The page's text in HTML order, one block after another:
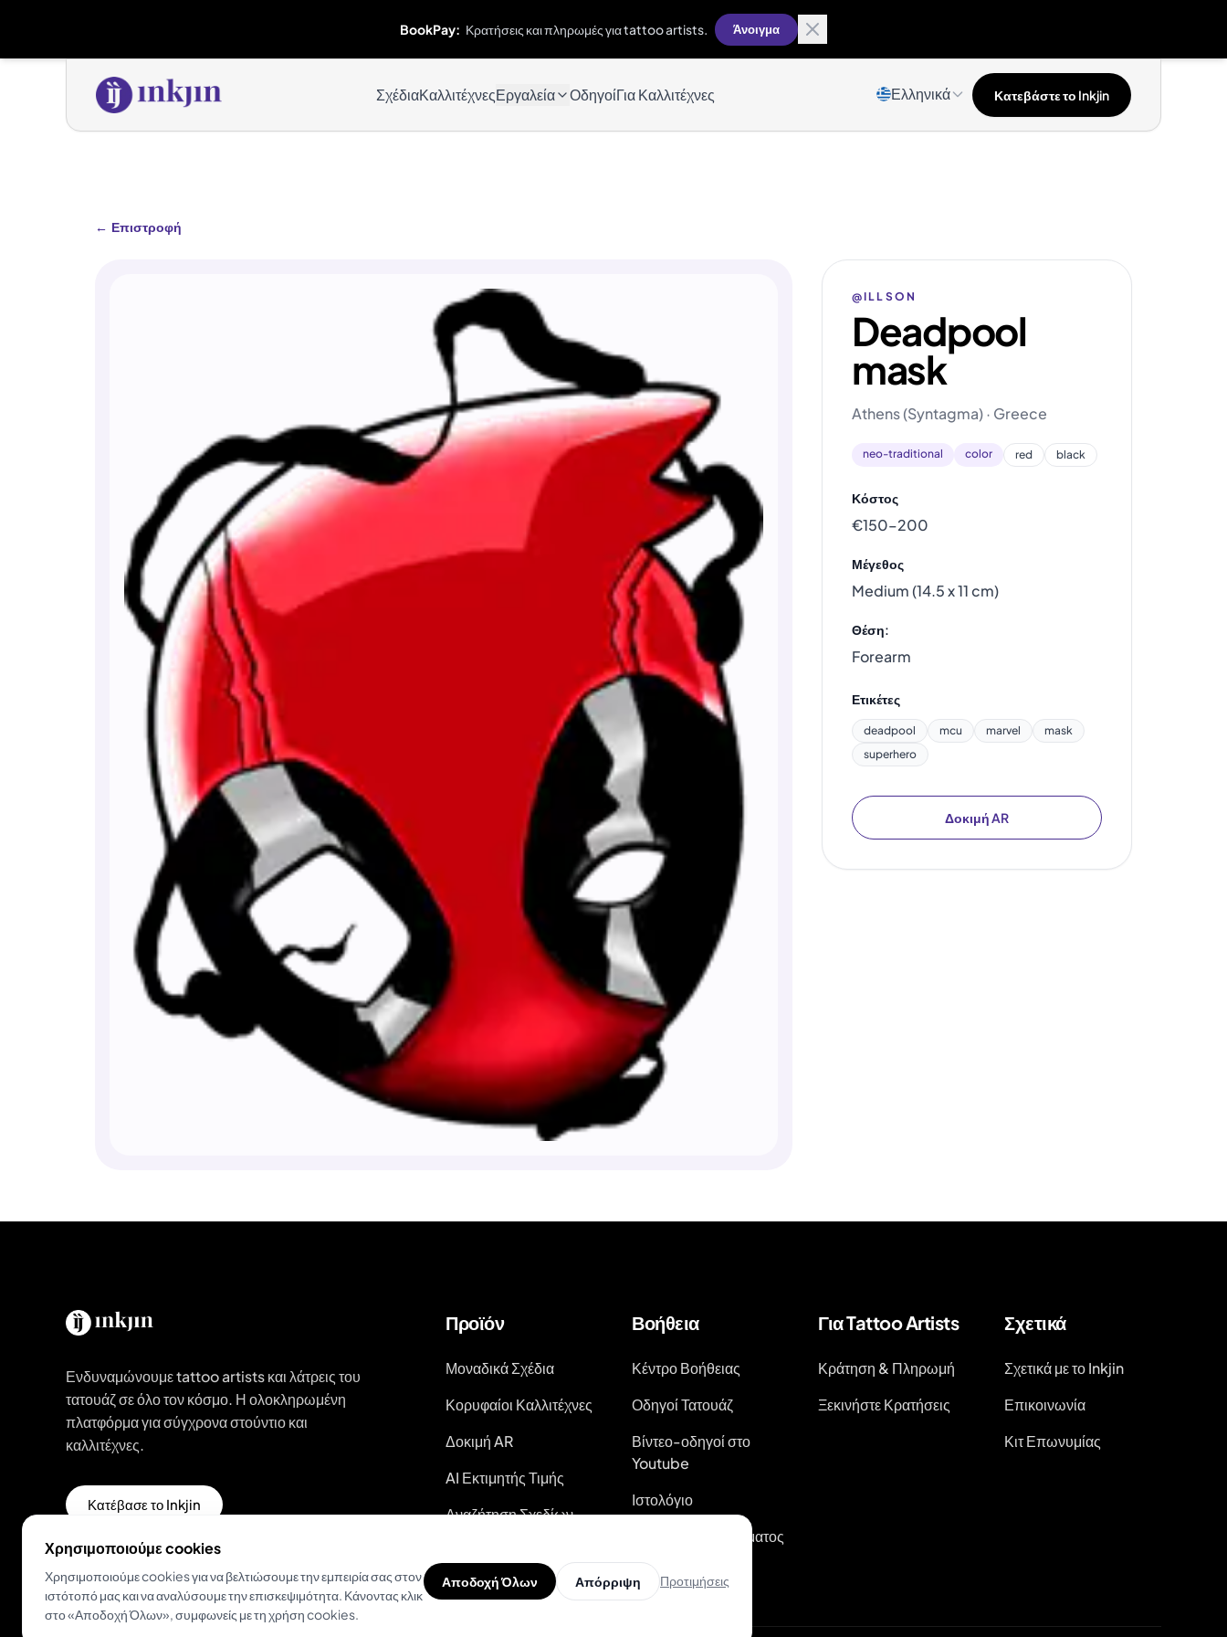
BookPay: Κρατήσεις και πληρωμές για tattoo artists. Άνοιγμα
ΣχέδιαΚαλλιτέχνεςΕργαλεία ΟδηγοίΓια Καλλιτέχνες Ελληνικά Κατεβάστε το Inkjin
← Επιστροφή
@ILLSON
Deadpool
mask
Athens (Syntagma) · Greece
neo-traditional color red black
Κόστος
€150–200
Μέγεθος
Medium (14.5 x 11 cm)
Θέση:
Forearm
Ετικέτες
deadpool mcu marvel
mask
superhero
Δοκιμή AR
Ενδυναμώνουμε tattoo artists και λάτρεις του
τατουάζ σε όλο τον κόσμο. Η ολοκληρωμένη
πλατφόρμα για σύγχρονα στούντιο και
καλλιτέχνες.
Κατέβασε το Inkjin
Προϊόν
Μοναδικά Σχέδια
Κορυφαίοι Καλλιτέχνες
Δοκιμή AR
AI Εκτιμητής Τιμής
Αναζήτηση Σχεδίων
Βοήθεια
Κέντρο Βοήθειας
Οδηγοί Τατουάζ
Βίντεο-οδηγοί στο
Youtube
Ιστολόγιο
Κατάσταση Συστήματος
Για Tattoo Artists
Κράτηση & Πληρωμή
Ξεκινήστε Κρατήσεις
Σχετικά
Σχετικά με το Inkjin
Επικοινωνία
Κιτ Επωνυμίας
Χρησιμοποιούμε cookies
Χρησιμοποιούμε cookies για να βελτιώσουμε την εμπειρία σας στον
ιστότοπό μας και να αναλύσουμε την επισκεψιμότητα. Κάνοντας κλικ
στο «Αποδοχή Όλων», συμφωνείς με τη χρήση cookies.
Αποδοχή Όλων Απόρριψη Προτιμήσεις